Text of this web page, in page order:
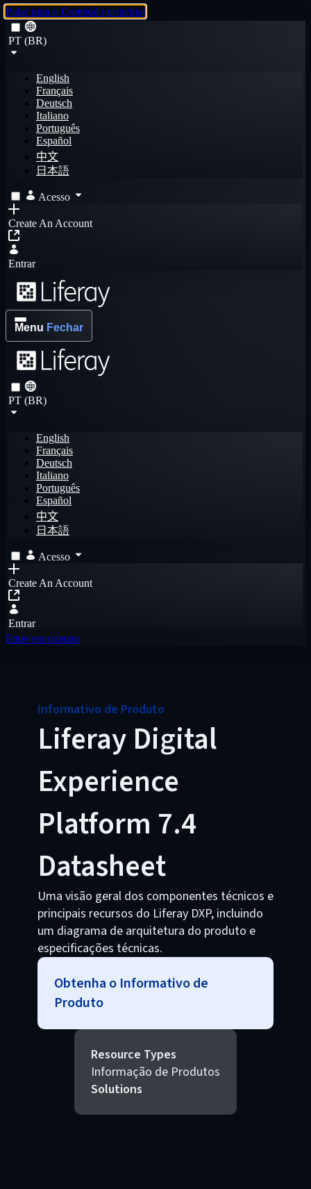
Pular para o Conteúdo principal
PT (BR)
English
Français
Deutsch
Italiano
Português
Español
中文
日本語
Acesso
Create An Account
Entrar
Menu Fechar
PT (BR)
English
Français
Deutsch
Italiano
Português
Español
中文
日本語
Acesso
Create An Account
Entrar
Entre em contato
Informativo de Produto
Liferay Digital
Experience
Platform 7.4
Datasheet
Uma visão geral dos componentes técnicos e
principais recursos do Liferay DXP, incluindo
um diagrama de arquitetura do produto e
especificações técnicas.
Obtenha o Informativo de
Produto
Resource Types
Informação de Produtos
Solutions